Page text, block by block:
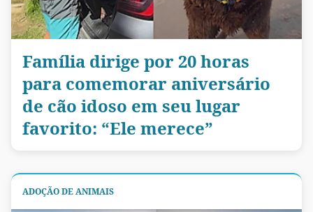
Família dirige por 20 horas
para comemorar aniversário
de cão idoso em seu lugar
favorito: “Ele merece”
ADOÇÃO DE ANIMAIS